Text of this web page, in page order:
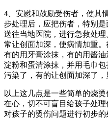
4、安慰和鼓励受伤者，使其
步处理后，应把伤者，特别
送往当地医院，进行急救处
常让创面加深，使病情加重
有的用牙膏涂抹，有的用酱
淀粉和蛋清涂抹，并用毛巾
污染了，有的让创面加深了，
以上这几点是一些简单的烧
在心，切不可盲目给孩子处
对孩子的烫伤问题进行初步